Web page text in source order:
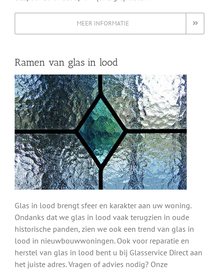
MEER INFORMATIE
Ramen van glas in lood
Glas in lood brengt sfeer en karakter aan uw woning.
Ondanks dat we glas in lood vaak terugzien in oude
historische panden, zien we ook een trend van glas in
lood in nieuwbouwwoningen. Ook voor reparatie en
herstel van glas in lood bent u bij Glasservice Direct aan
het juiste adres. Vragen of advies nodig? Onze